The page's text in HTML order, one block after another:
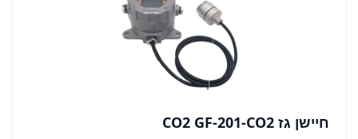
חיישן גז CO2 GF-201-CO2